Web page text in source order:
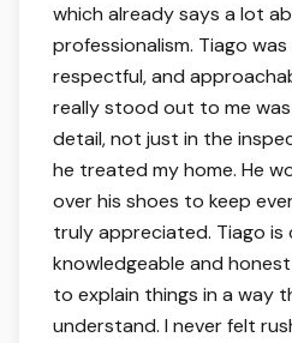
which already says a lot
professionalism. Tiago
respectful, and
really stood out to me
detail, not just in the
he treated my home. He
over his shoes to keep
truly appreciated. Tiago is
knowledgeable and
to explain things in a way
understand. I never felt